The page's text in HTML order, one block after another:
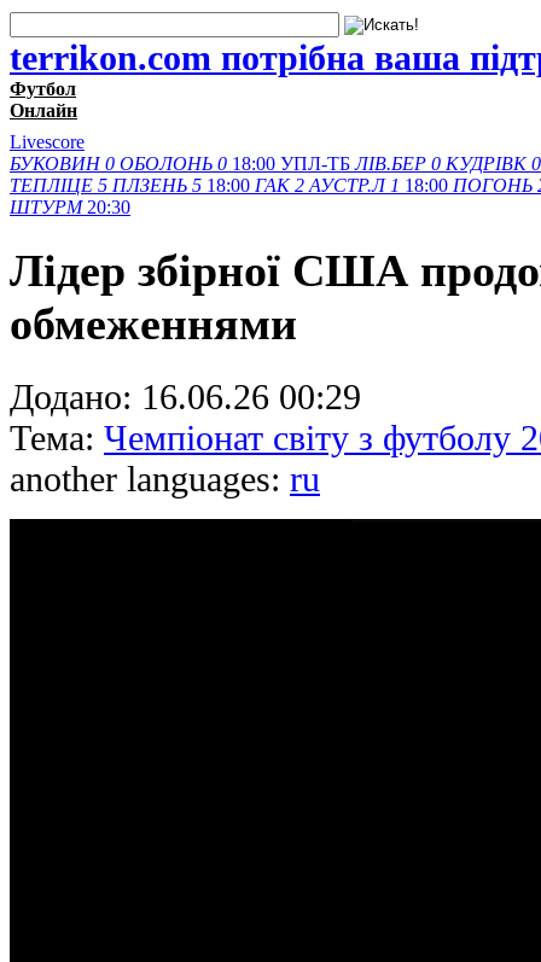
terrikon.com потрібна ваша
Футбол
Онлайн
Livescore
БУКОВИН 0 ОБОЛОНЬ 0 18:00 УПЛ-ТБ ЛІВ.БЕР 0 КУДРІВК 0
ТЕПЛІЦЕ 5 ПЛЗЕНЬ 5 18:00 ГАК 2 АУСТР.Л 1 18:00 ПОГОНЬ
ШТУРМ 20:30
Лідер збірної США
обмеженнями
Додано: 16.06.26 00:29
Тема: Чемпіонат світу з футболу
another languages: ru